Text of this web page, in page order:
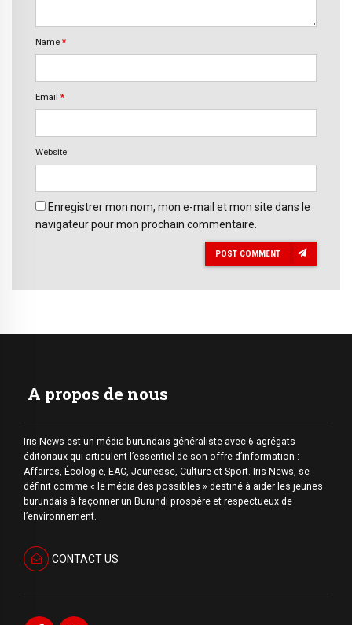
Name *
Email *
Website
Enregistrer mon nom, mon e-mail et mon site dans le
navigateur pour mon prochain commentaire.
POST COMMENT
A propos de nous
Iris News est un média burundais généraliste avec 6 agrégats
éditoriaux qui articulent l’essentiel de son offre d’information :
Affaires, Écologie, EAC, Jeunesse, Culture et Sport. Iris News, se
définit comme « le média des possibles » destiné à aider les jeunes
burundais à façonner un Burundi prospère et respectueux de
l’environnement.
CONTACT US